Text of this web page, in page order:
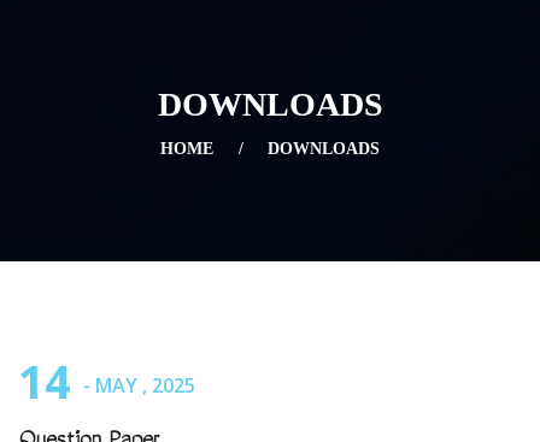
DOWNLOADS
HOME DOWNLOADS
14 - MAY , 2025